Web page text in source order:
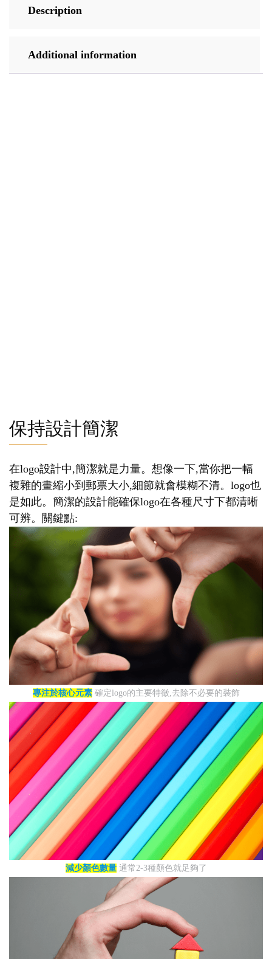
Description
Additional information
保持設計簡潔
在logo設計中,簡潔就是力量。想像一下,當你把一幅
複雜的畫縮小到郵票大小,細節就會模糊不清。logo也
是如此。簡潔的設計能確保logo在各種尺寸下都清晰
可辨。關鍵點:
專注於核心元素確定logo的主要特徵,去除不必要的裝飾
減少顏色數量通常2-3種顏色就足夠了